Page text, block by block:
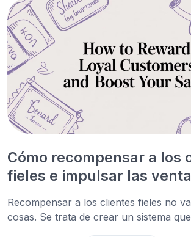
Cómo recompensar a los
fieles e impulsar las
Recompensar a los clientes fieles no
cosas. Se trata de crear un sistema